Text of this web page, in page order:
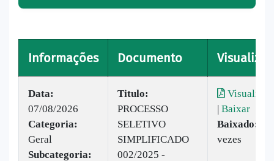
Informações Documento Visualizar
Data:
07/08/2026
Categoria:
Geral
Subcategoria:
Titulo:
PROCESSO
SELETIVO
SIMPLIFICADO
002/2025 -
Visualizar
| Baixar
Baixado:
vezes